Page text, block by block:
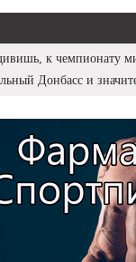
к чемпионату
Донбасс и